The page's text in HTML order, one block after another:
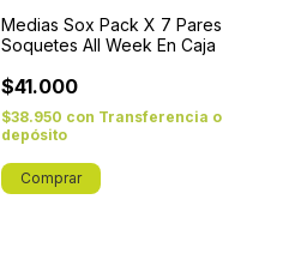
Medias Sox Pack X 7 Pares
Soquetes All Week En Caja
$41.000
$38.950 con Transferencia o
depósito
Comprar